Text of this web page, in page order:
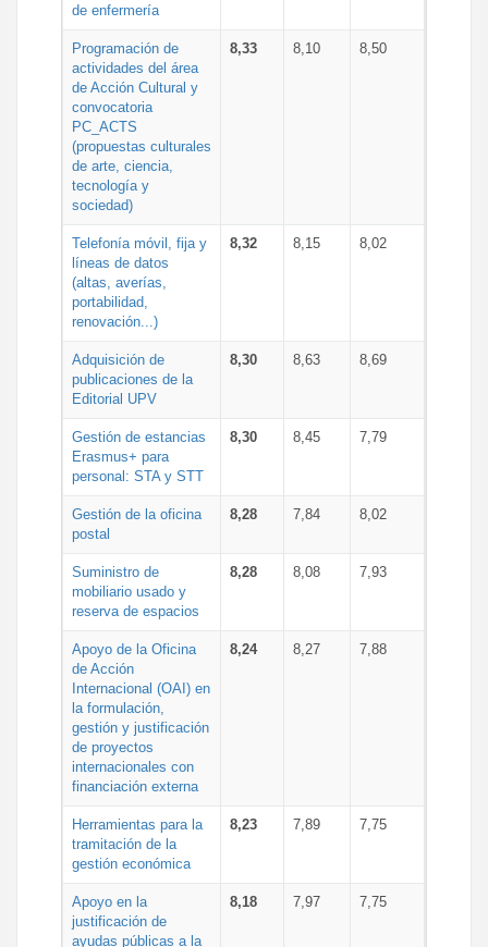
de enfermería
Programación de
actividades del área
de Acción Cultural y
convocatoria
PC_ACTS
(propuestas culturales
de arte, ciencia,
tecnología y
sociedad)
8,33 8,10 8,50
Telefonía móvil, fija y
líneas de datos
(altas, averías,
portabilidad,
renovación...)
8,32 8,15 8,02
Adquisición de
publicaciones de la
Editorial UPV
8,30 8,63 8,69
Gestión de estancias
Erasmus+ para
personal: STA y STT
8,30 8,45 7,79
Gestión de la oficina
postal
8,28 7,84 8,02
Suministro de
mobiliario usado y
reserva de espacios
8,28 8,08 7,93
Apoyo de la Oficina
de Acción
Internacional (OAI) en
la formulación,
gestión y justificación
de proyectos
internacionales con
financiación externa
8,24 8,27 7,88
Herramientas para la
tramitación de la
gestión económica
8,23 7,89 7,75
Apoyo en la
justificación de
ayudas públicas a la
8,18 7,97 7,75